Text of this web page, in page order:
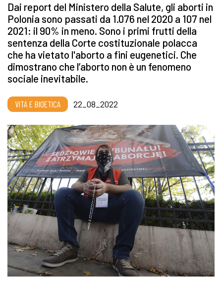
Dai report del Ministero della Salute, gli aborti in
Polonia sono passati da 1.076 nel 2020 a 107 nel
2021: il 90% in meno. Sono i primi frutti della
sentenza della Corte costituzionale polacca
che ha vietato l'aborto a fini eugenetici. Che
dimostrano che l’aborto non è un fenomeno
sociale inevitabile.
VITA E BIOETICA 22_08_2022